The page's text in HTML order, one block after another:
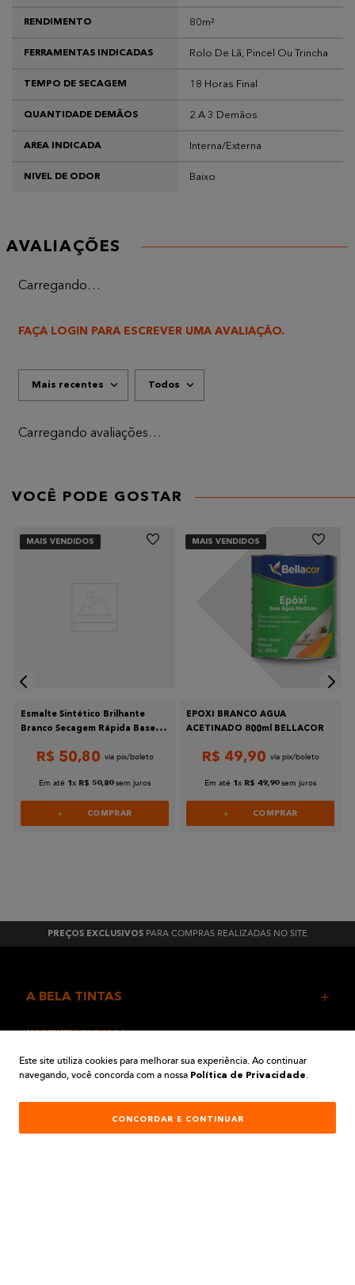
RENDIMENTO 80m²
FERRAMENTAS INDICADAS Rolo De Lã, Pincel Ou Trincha
TEMPO DE SECAGEM 18 Horas Final
QUANTIDADE DEMÃOS 2 A 3 Demãos
AREA INDICADA Interna/Externa
NIVEL DE ODOR Baixo
AVALIAÇÕES
Carregando…
FAÇA LOGIN PARA ESCREVER UMA AVALIAÇÃO.
Mais recentes Todos
Carregando avaliações…
VOCÊ PODE GOSTAR
MAIS VENDIDOS
Esmalte Sintético Brilhante
Branco Secagem Rápida Base
R$ 50,80
Em até 1 x R$ 50,80 sem juros
COMPRAR
MAIS VENDIDOS
EPOXI BRANCO AGUA
ACETINADO 800ml BELLACOR
R$ 49,90
Em até 1 x R$ 49,90 sem juros
COMPRAR
PREÇOS EXCLUSIVOS PARA COMPRAS REALIZADAS NO SITE
A BELA TINTAS
AJUDA E SUPORTE
ATENDIMENTO
Este site utiliza cookies para melhorar sua experiência. Ao continuar
navegando, você concorda com a nossa Política de Privacidade.
CONCORDAR E CONTINUAR